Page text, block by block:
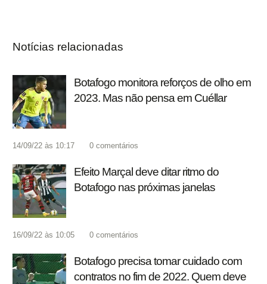
Notícias relacionadas
Botafogo monitora reforços de olho em
2023. Mas não pensa em Cuéllar
14/09/22 às 10:17 0 comentários
Efeito Marçal deve ditar ritmo do
Botafogo nas próximas janelas
16/09/22 às 10:05 0 comentários
Botafogo precisa tomar cuidado com
contratos no fim de 2022. Quem deve